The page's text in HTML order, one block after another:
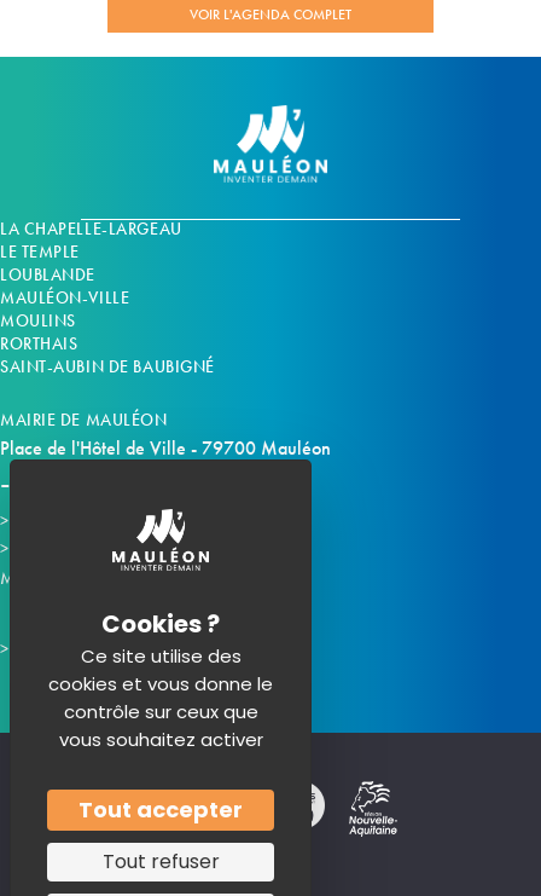
VOIR L'AGENDA COMPLET
LA CHAPELLE-LARGEAU
LE TEMPLE
LOUBLANDE
MAULÉON-VILLE
MOULINS
RORTHAIS
SAINT-AUBIN DE BAUBIGNÉ
MAIRIE DE MAULÉON
Place de l'Hôtel de Ville - 79700 Mauléon
Horaires d'ouverture
Contacter la mairie
Mauléon sur les réseaux :
Ce site utilise des
cookies et vous donne le
contrôle sur ceux que
vous souhaitez activer
Tout accepter
Tout refuser